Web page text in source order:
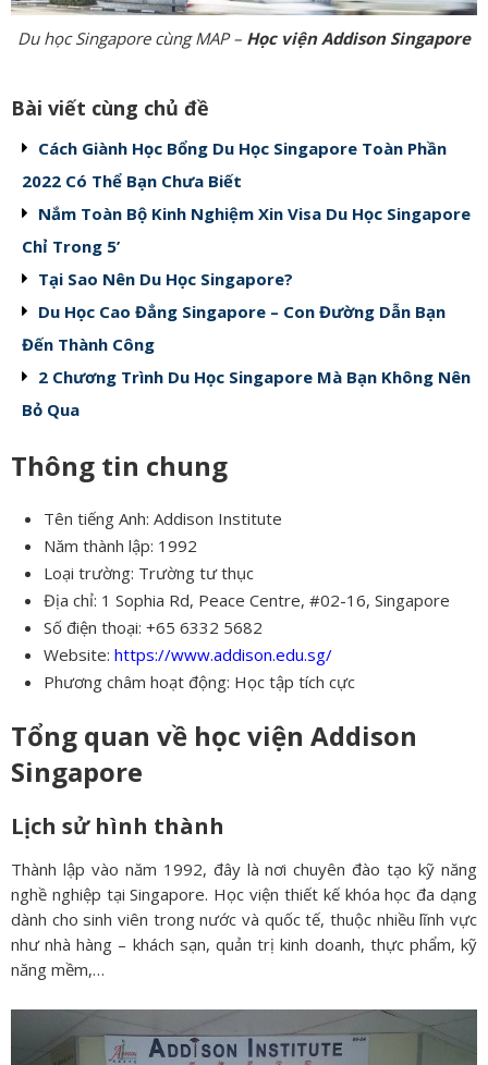
Du học Singapore cùng MAP – Học viện Addison Singapore
Bài viết cùng chủ đề
Cách Giành Học Bổng Du Học Singapore Toàn Phần
2022 Có Thể Bạn Chưa Biết
Nắm Toàn Bộ Kinh Nghiệm Xin Visa Du Học Singapore
Chỉ Trong 5’
Tại Sao Nên Du Học Singapore?
Du Học Cao Đẳng Singapore – Con Đường Dẫn Bạn
Đến Thành Công
2 Chương Trình Du Học Singapore Mà Bạn Không Nên
Bỏ Qua
Thông tin chung
Tên tiếng Anh: Addison Institute
Năm thành lập: 1992
Loại trường: Trường tư thục
Địa chỉ: 1 Sophia Rd, Peace Centre, #02-16, Singapore
Số điện thoại: +65 6332 5682
Website: https://www.addison.edu.sg/
Phương châm hoạt động: Học tập tích cực
Tổng quan về học viện Addison
Singapore
Lịch sử hình thành
Thành lập vào năm 1992, đây là nơi chuyên đào tạo kỹ năng
nghề nghiệp tại Singapore. Học viện thiết kế khóa học đa dạng
dành cho sinh viên trong nước và quốc tế, thuộc nhiều lĩnh vực
như nhà hàng – khách sạn, quản trị kinh doanh, thực phẩm, kỹ
năng mềm,…